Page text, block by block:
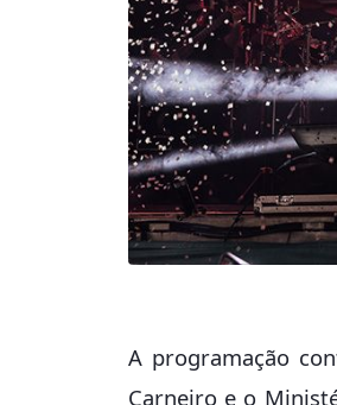
A programação
Carneiro e o